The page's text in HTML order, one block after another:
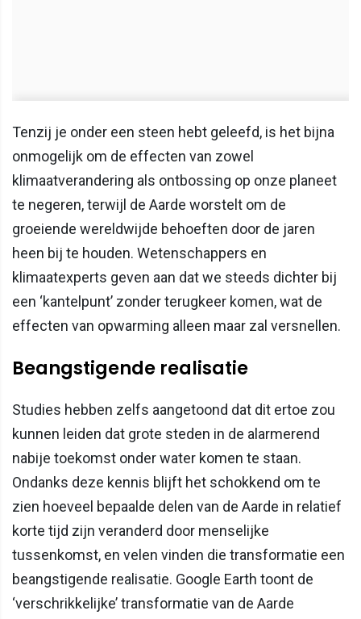
Tenzij je onder een steen hebt geleefd, is het bijna
onmogelijk om de effecten van zowel
klimaatverandering als ontbossing op onze planeet
te negeren, terwijl de Aarde worstelt om de
groeiende wereldwijde behoeften door de jaren
heen bij te houden. Wetenschappers en
klimaatexperts geven aan dat we steeds dichter bij
een ‘kantelpunt’ zonder terugkeer komen, wat de
effecten van opwarming alleen maar zal versnellen.
Beangstigende realisatie
Studies hebben zelfs aangetoond dat dit ertoe zou
kunnen leiden dat grote steden in de alarmerend
nabije toekomst onder water komen te staan.
Ondanks deze kennis blijft het schokkend om te
zien hoeveel bepaalde delen van de Aarde in relatief
korte tijd zijn veranderd door menselijke
tussenkomst, en velen vinden die transformatie een
beangstigende realisatie. Google Earth toont de
‘verschrikkelijke’ transformatie van de Aarde